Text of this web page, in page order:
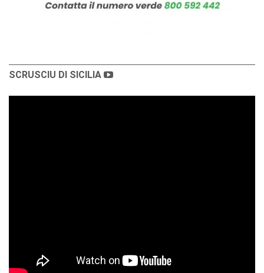
SCRUSCIU DI SICILIA